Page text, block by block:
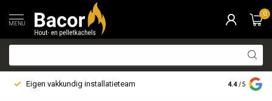
MENU
0
Eigen vakkundig installatieteam Bezorging
4.4 /5